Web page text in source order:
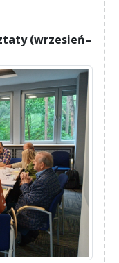
(wrzesień–